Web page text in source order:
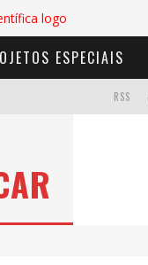
ESPECIAIS
RSS